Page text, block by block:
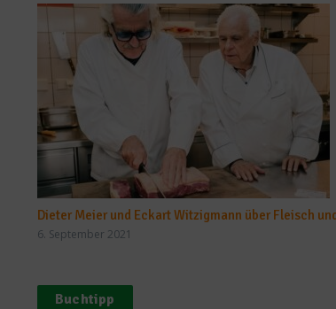
Dieter Meier und Eckart Witzigmann über Fleisch
6. September 2021
Buchtipp